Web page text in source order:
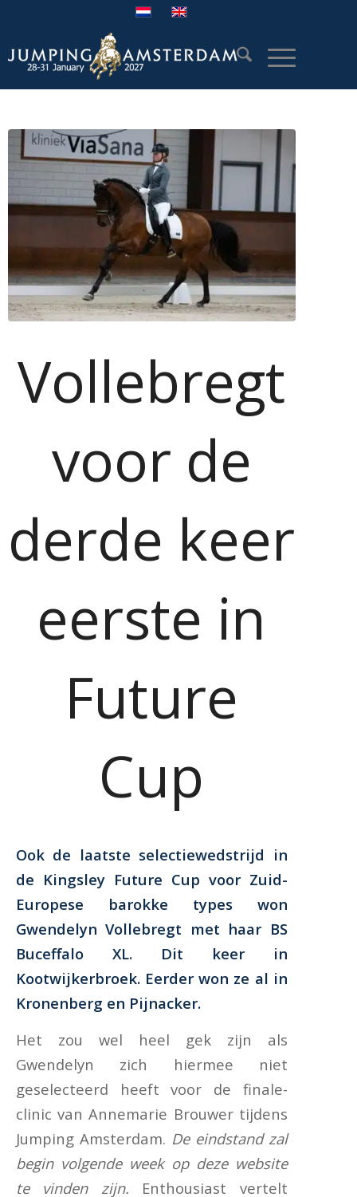
Vollebregt
voor de
derde keer
eerste in
Future
Cup
Ook de laatste selectiewedstrijd in
de Kingsley Future Cup voor Zuid-
Europese barokke types won
Gwendelyn Vollebregt met haar BS
Buceffalo XL. Dit keer in
Kootwijkerbroek. Eerder won ze al in
Kronenberg en Pijnacker.
Het zou wel heel gek zijn als
Gwendelyn zich hiermee niet
geselecteerd heeft voor de finale-
clinic van Annemarie Brouwer tijdens
Jumping Amsterdam. De eindstand zal
begin volgende week op deze website
te vinden zijn. Enthousiast vertelt